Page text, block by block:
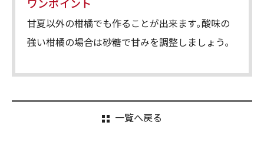
ワンポイント
甘夏以外の柑橘でも作ることが出来ます｡酸味の
強い柑橘の場合は砂糖で甘みを調整しましょう｡
一覧へ戻る